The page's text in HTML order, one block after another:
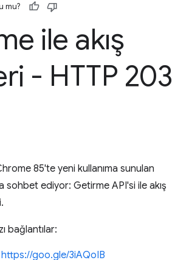
mu?
ile akış
- HTTP 203
85'te yeni kullanıma sunulan
sohbet ediyor: Getirme API'si ile akış
bağlantılar:
https://goo.gle/3iAQoIB